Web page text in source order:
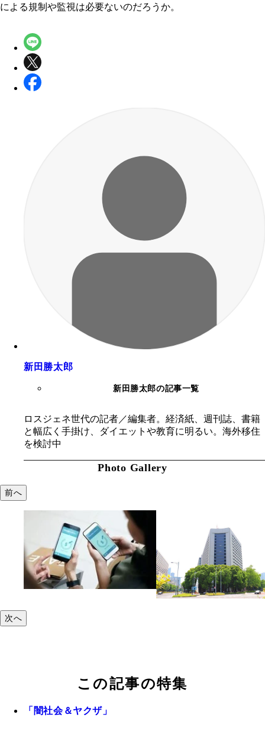
による規制や監視は必要ないのだろうか。
新田勝太郎
新田勝太郎の記事一覧
ロスジェネ世代の記者／編集者。経済紙、週刊誌、書籍
と幅広く手掛け、ダイエットや教育に明るい。海外移住
を検討中
Photo Gallery
前へ
次へ
この記事の特集
「闇社会＆ヤクザ」